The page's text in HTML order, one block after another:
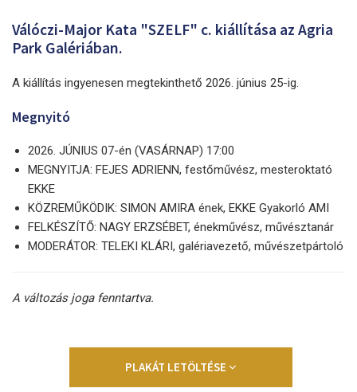
Válóczi-Major Kata "SZELF" c. kiállítása az Agria
Park Galériában.
A kiállítás ingyenesen megtekinthető 2026. június 25-ig.
Megnyitó
2026. JÚNIUS 07-én (VASÁRNAP) 17:00
MEGNYITJA: FEJES ADRIENN, festőművész, mesteroktató
EKKE
KÖZREMŰKÖDIK: SIMON AMIRA ének, EKKE Gyakorló AMI
FELKÉSZÍTŐ: NAGY ERZSÉBET, énekművész, művésztanár
MODERÁTOR: TELEKI KLÁRI, galériavezető, művészetpártoló
A változás joga fenntartva.
PLAKÁT LETÖLTÉSE